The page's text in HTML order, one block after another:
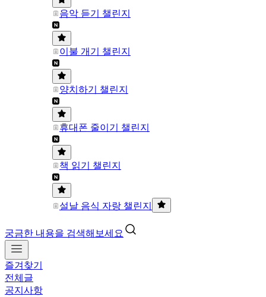
음악 듣기 챌린지
이불 개기 챌린지
양치하기 챌린지
휴대폰 줄이기 챌린지
책 읽기 챌린지
설날 음식 자랑 챌린지
궁금한 내용을 검색해보세요
즐겨찾기
전체글
공지사항